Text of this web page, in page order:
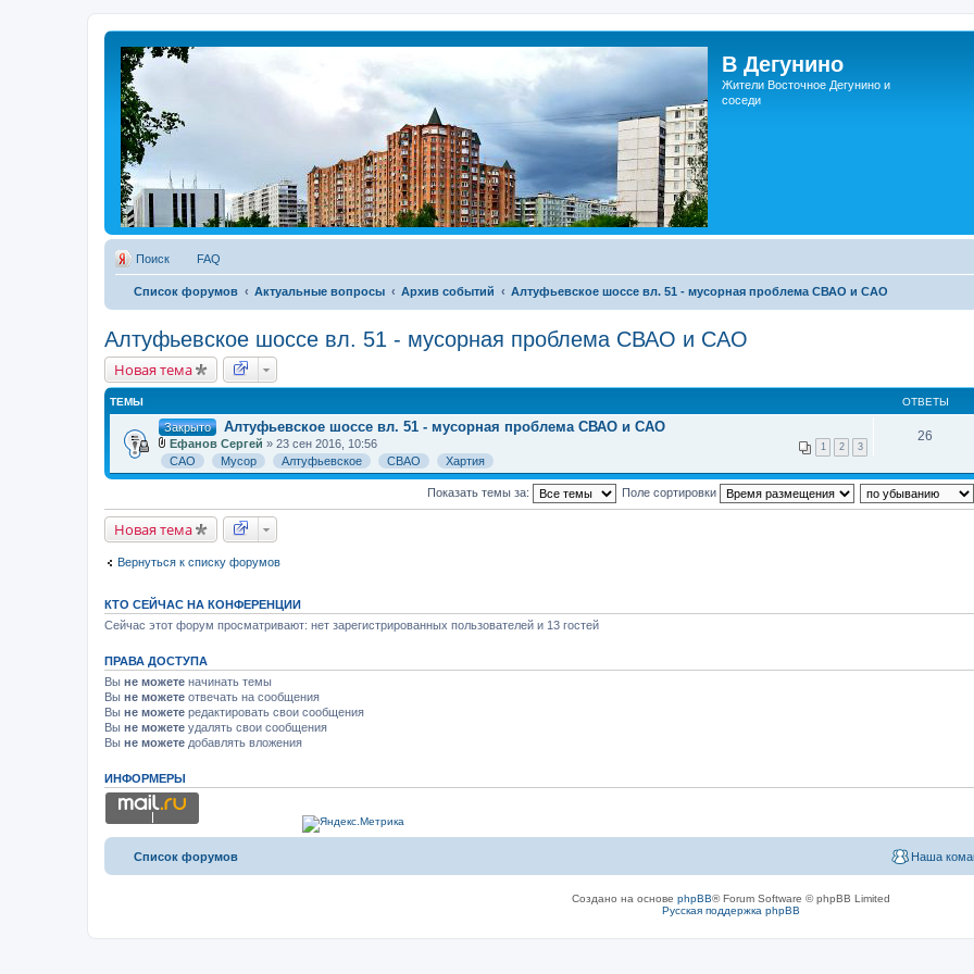
В Дегунино
Жители Восточное Дегунино и
соседи
Поиск FAQ
Список форумов Актуальные вопросы Архив событий Алтуфьевское шоссе вл. 51 - мусорная проблема СВАО и САО
Алтуфьевское шоссе вл. 51 - мусорная проблема СВАО и САО
Новая тема
ТЕМЫ ОТВЕТЫ
Закрыто Алтуфьевское шоссе вл. 51 - мусорная проблема СВАО и САО
1 2 3
В
л
о
е
н
и
я
Ефанов Сергей » 23 сен 2016, 10:56
САО
Мусор Алтуфьевское СВАО Хартия
26
Показать темы за: Поле сортировки
Новая тема
Вернуться к списку форумов
КТО СЕЙЧАС НА КОНФЕРЕНЦИИ
Сейчас этот форум просматривают: нет зарегистрированных пользователей и 13 гостей
ПРАВА ДОСТУПА
Вы не можете начинать темы
Вы не можете отвечать на сообщения
Вы не можете редактировать свои сообщения
Вы не можете удалять свои сообщения
Вы не можете добавлять вложения
ИНФОРМЕРЫ
Список форумов Наша
Создано на основе phpBB® Forum Software © phpBB Limited
Русская поддержка phpBB